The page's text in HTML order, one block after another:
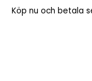
Köp nu och betala